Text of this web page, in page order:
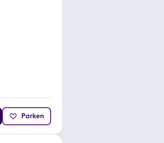
Parken